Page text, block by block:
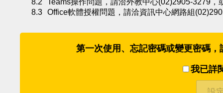
Teams操作問題，請洽外教中心(02)2905-3279
Office軟體授權問題，請洽資訊中心網路組
第一次使用、忘記密碼或變更密碼
我已詳